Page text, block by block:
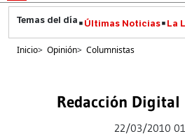
Últimas Noticias La
Inicio> Opinión> Columnistas
Redacción Digital
22/03/2010